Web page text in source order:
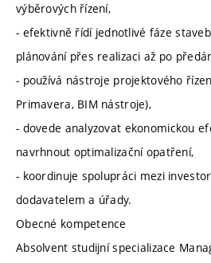
výběrových řízení,
- efektivně řídí jednotlivé fáze
plánování přes realizaci až po
- používá nástroje projektového
Primavera, BIM nástroje),
- dovede analyzovat ekonomickou
navrhnout optimalizační opatření,
- koordinuje spolupráci mezi
dodavatelem a úřady.
Obecné kompetence
Absolvent studijní specializace